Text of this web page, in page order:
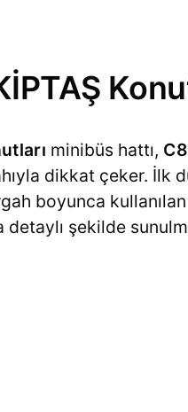
minibüs hattı,
dikkat çeker. İlk
boyunca
şekilde